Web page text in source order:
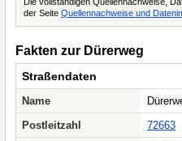
der Seite Quellennachweise und
Fakten zur Dürerweg
Straßendaten
Name
Postleitzahl
72663